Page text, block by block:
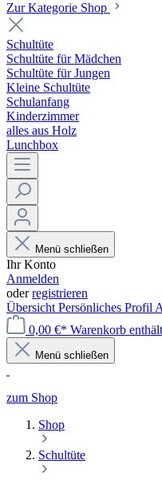
Zur Kategorie Shop
Schultüte
Schultüte für Mädchen
Schultüte für Jungen
Kleine Schultüte
Schulanfang
Kinderzimmer
alles aus Holz
Lunchbox
Menü schließen
Ihr Konto
Anmelden
oderregistrieren
Übersicht Persönliches Profil
0,00 €* Warenkorb
Menü schließen
zum Shop
Shop
Schultüte